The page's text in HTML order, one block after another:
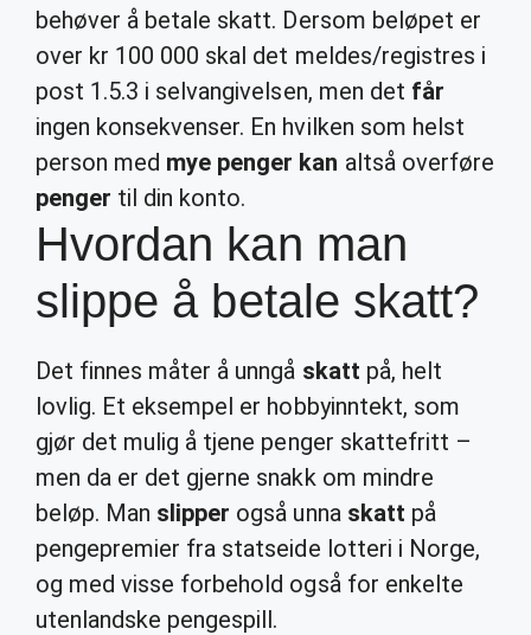
behøver å betale skatt. Dersom beløpet er
over kr 100 000 skal det meldes/registres i
post 1.5.3 i selvangivelsen, men det får
ingen konsekvenser. En hvilken som helst
person med mye penger kan altså overføre
penger til din konto.
Hvordan kan man
slippe å betale skatt?
Det finnes måter å unngå skatt på, helt
lovlig. Et eksempel er hobbyinntekt, som
gjør det mulig å tjene penger skattefritt –
men da er det gjerne snakk om mindre
beløp. Man slipper også unna skatt på
pengepremier fra statseide lotteri i Norge,
og med visse forbehold også for enkelte
utenlandske pengespill.